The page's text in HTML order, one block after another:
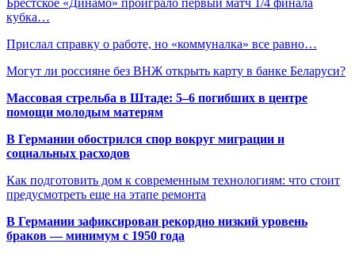
Брестское «Динамо» проиграло первый матч 1/4 финала
кубка…
Прислал справку о работе, но «коммуналка» все равно…
Могут ли россияне без ВНЖ открыть карту в банке Беларуси?
Массовая стрельба в Штаде: 5–6 погибших в центре
помощи молодым матерям
В Германии обострился спор вокруг миграции и
социальных расходов
Как подготовить дом к современным технологиям: что стоит
предусмотреть еще на этапе ремонта
В Германии зафиксирован рекордно низкий уровень
браков — минимум с 1950 года